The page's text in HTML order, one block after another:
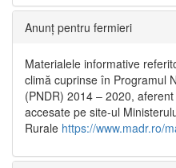
Anunț pentru fermieri
Materialele informative
climă cuprinse în Programul
(PNDR) 2014 – 2020,
accesate pe site-ul
Rurale https://www.madr.ro/